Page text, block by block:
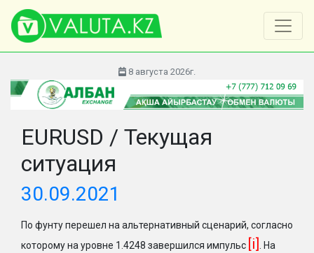
8 августа 2026г.
EURUSD / Текущая
ситуация
30.09.2021
По фунту перешел на альтернативный сценарий, согласно
которому на уровне 1.4248 завершился импульс [i]. На